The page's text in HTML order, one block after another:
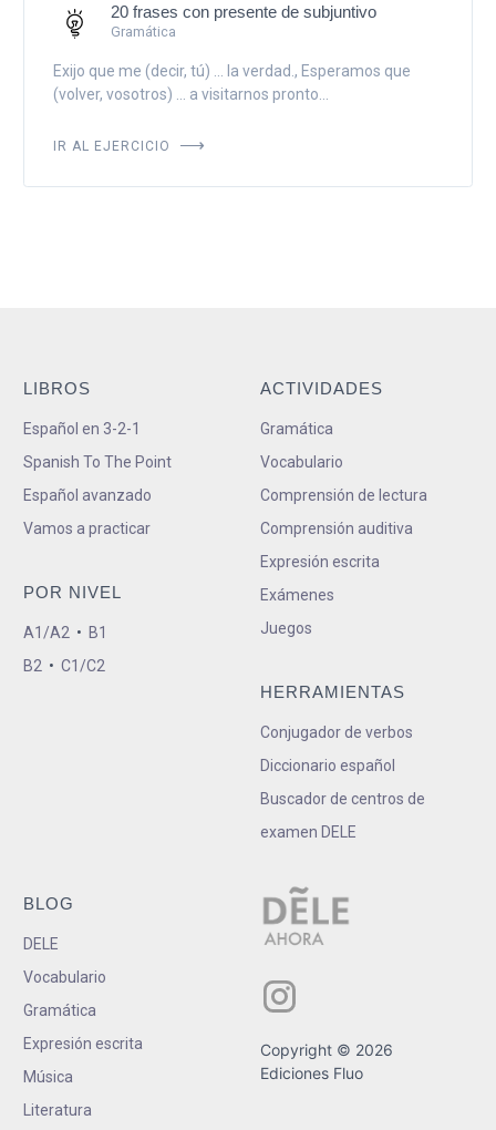
20 frases con presente de subjuntivo
Gramática
Exijo que me (decir, tú) ... la verdad., Esperamos que
(volver, vosotros) ... a visitarnos pronto...
IR AL EJERCICIO
LIBROS
Español en 3-2-1
Spanish To The Point
Español avanzado
Vamos a practicar
POR NIVEL
A1/A2 • B1
B2 • C1/C2
ACTIVIDADES
Gramática
Vocabulario
Comprensión de lectura
Comprensión auditiva
Expresión escrita
Exámenes
Juegos
HERRAMIENTAS
Conjugador de verbos
Diccionario español
Buscador de centros de
examen DELE
BLOG
DELE
Vocabulario
Gramática
Expresión escrita
Música
Literatura
Copyright © 2026
Ediciones Fluo